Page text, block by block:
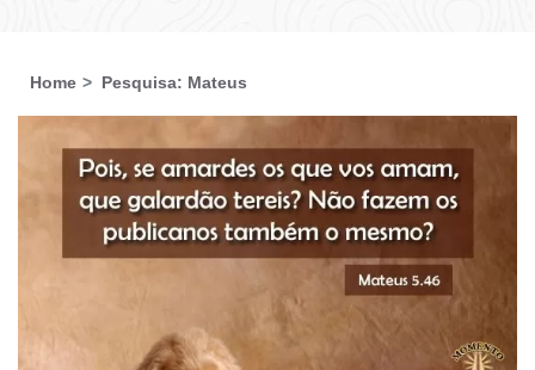
Home Pesquisa: Mateus